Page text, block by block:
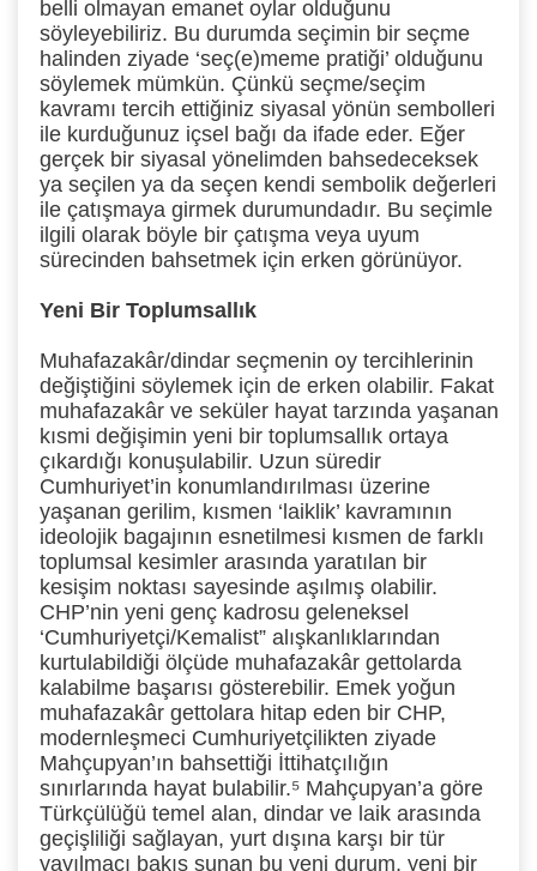
belli olmayan emanet oylar olduğunu
söyleyebiliriz. Bu durumda seçimin bir seçme
halinden ziyade ‘seç(e)meme pratiği’ olduğunu
söylemek mümkün. Çünkü seçme/seçim
kavramı tercih ettiğiniz siyasal yönün sembolleri
ile kurduğunuz içsel bağı da ifade eder. Eğer
gerçek bir siyasal yönelimden bahsedeceksek
ya seçilen ya da seçen kendi sembolik değerleri
ile çatışmaya girmek durumundadır. Bu seçimle
ilgili olarak böyle bir çatışma veya uyum
sürecinden bahsetmek için erken görünüyor.
Yeni Bir Toplumsallık
Muhafazakâr/dindar seçmenin oy tercihlerinin
değiştiğini söylemek için de erken olabilir. Fakat
muhafazakâr ve seküler hayat tarzında yaşanan
kısmi değişimin yeni bir toplumsallık ortaya
çıkardığı konuşulabilir. Uzun süredir
Cumhuriyet’in konumlandırılması üzerine
yaşanan gerilim, kısmen ‘laiklik’ kavramının
ideolojik bagajının esnetilmesi kısmen de farklı
toplumsal kesimler arasında yaratılan bir
kesişim noktası sayesinde aşılmış olabilir.
CHP’nin yeni genç kadrosu geleneksel
‘Cumhuriyetçi/Kemalist” alışkanlıklarından
kurtulabildiği ölçüde muhafazakâr gettolarda
kalabilme başarısı gösterebilir. Emek yoğun
muhafazakâr gettolara hitap eden bir CHP,
modernleşmeci Cumhuriyetçilikten ziyade
Mahçupyan’ın bahsettiği İttihatçılığın
sınırlarında hayat bulabilir.⁵Mahçupyan’a göre
Türkçülüğü temel alan, dindar ve laik arasında
geçişliliği sağlayan, yurt dışına karşı bir tür
yayılmacı bakış sunan bu yeni durum, yeni bir